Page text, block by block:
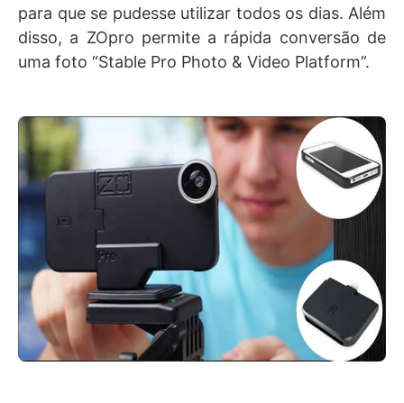
para que se pudesse utilizar todos os dias. Além
disso, a ZOpro permite a rápida conversão de
uma foto “Stable Pro Photo & Video Platform”.